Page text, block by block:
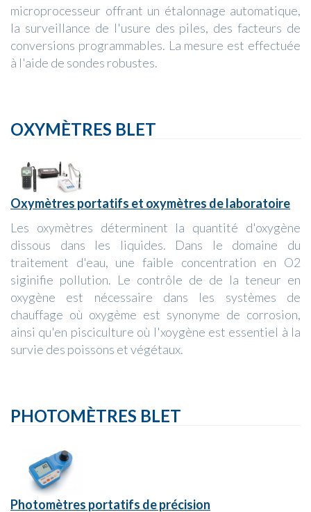
microprocesseur offrant un étalonnage automatique,
la surveillance de l'usure des piles, des facteurs de
conversions programmables. La mesure est effectuée
à l'aide de sondes robustes.
OXYMÈTRES BLET
Oxymètres portatifs et oxymètres de laboratoire
Les oxymètres déterminent la quantité d'oxygène
dissous dans les liquides. Dans le domaine du
traitement d'eau, une faible concentration en O2
siginifie pollution. Le contrôle de de la teneur en
oxygène est nécessaire dans les systèmes de
chauffage où oxygème est synonyme de corrosion,
ainsi qu'en pisciculture où l'xoygène est essentiel à la
survie des poissons et végétaux.
PHOTOMÈTRES BLET
Photomètres portatifs de précision